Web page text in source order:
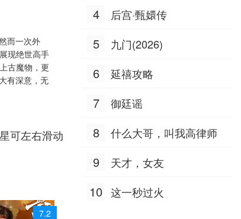
而一次外
现绝世高手
古魔物，更
有深意，无
可左右滑动
7.2
军 杨舒 吴岳阳 张进 陈方
荀 费鲤齐 夏侯镔 徐洪浩 傅
程鹏 谢心
4 后宫·甄嬛传
5 九门(2026)
6 延禧攻略
7 御廷谣
8 什么大哥，叫我高律师
9 天才，女友
10 这一秒过火